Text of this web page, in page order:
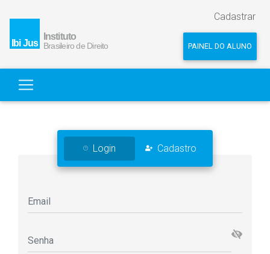
Cadastrar
PAINEL DO ALUNO
Login Cadastro